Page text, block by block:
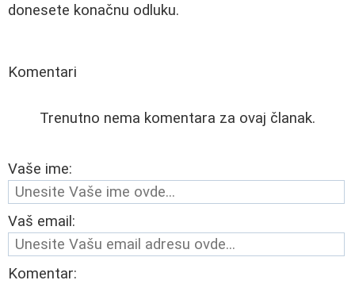
donesete konačnu odluku.
Komentari
Trenutno nema komentara za ovaj članak.
Vaše ime:
Vaš email:
Komentar: